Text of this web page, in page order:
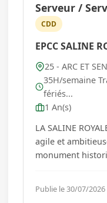
Serveur /
CDD
EPCC SALINE
25 - ARC ET
35H/semaine
fériés...
1 An(s)
LA SALINE ROYALE, EN
agile et
monument
rencontre et
2ème site
Publie le 30/07/2026